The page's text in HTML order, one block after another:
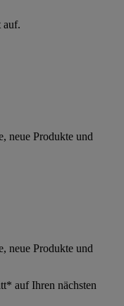
auf.
neue Produkte und
neue Produkte und
auf Ihren nächsten